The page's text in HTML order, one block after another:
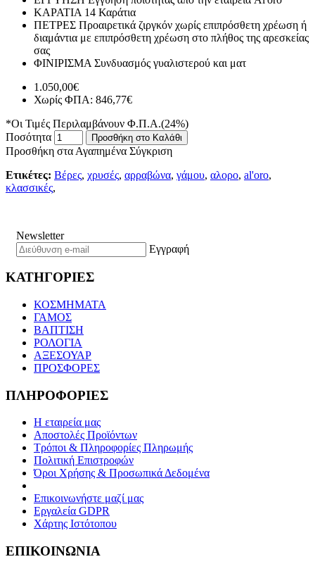
ΚΑΡΑΤΙΑ 14 Καράτια
ΠΕΤΡΕΣ Προαιρετικά ζιργκόν χωρίς επιπρόσθετη χρέωση ή
διαμάντια με επιπρόσθετη χρέωση στο πλήθος της αρεσκείας
σας
ΦΙΝΙΡΙΣΜΑ Συνδυασμός γυαλιστερού και ματ
1.050,00€
Χωρίς ΦΠΑ: 846,77€
*Οι Τιμές Περιλαμβάνουν Φ.Π.Α.(24%)
Ποσότητα
Προσθήκη στο Καλάθι
Προσθήκη στα Αγαπημένα Σύγκριση
Ετικέτες: Βέρες, χρυσές, αρραβώνα, γάμου, αλορο, al'oro,
κλασσικές,
Newsletter
Εγγραφή
ΚΑΤΗΓΟΡΙΕΣ
ΚΟΣΜΗΜΑΤΑ
ΓΑΜΟΣ
ΒΑΠΤΙΣΗ
ΡΟΛΟΓΙΑ
ΑΞΕΣΟΥΑΡ
ΠΡΟΣΦΟΡΕΣ
ΠΛΗΡΟΦΟΡΙΕΣ
Η εταιρεία μας
Αποστολές Προϊόντων
Τρόποι & Πληροφορίες Πληρωμής
Πολιτική Επιστροφών
Όροι Χρήσης & Προσωπικά Δεδομένα
Επικοινωνήστε μαζί μας
Εργαλεία GDPR
Χάρτης Ιστότοπου
ΕΠΙΚΟΙΝΩΝΙΑ